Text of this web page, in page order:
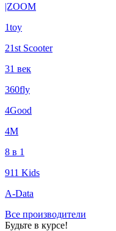
|ZOOM
1toy
21st Scooter
31 век
360fly
4Good
4М
8 в 1
911 Kids
A-Data
Все производители
Будьте в курсе!